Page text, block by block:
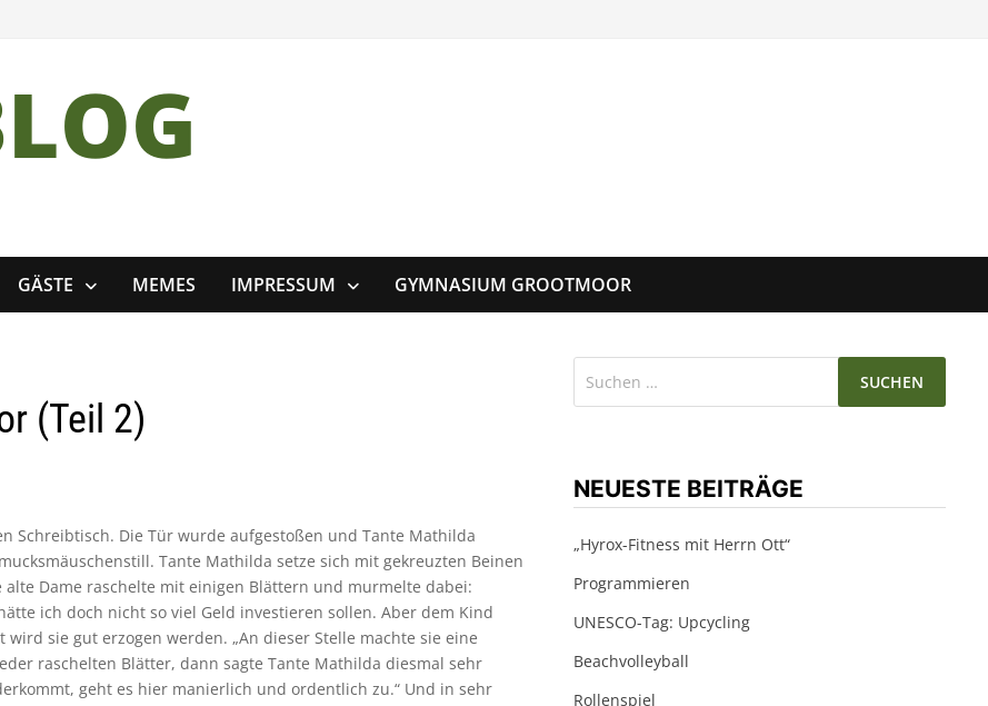
GÄSTE MEMES IMPRESSUM GYMNASIUM GROOTMOOR
(Teil 2)
Schreibtisch. Die Tür wurde aufgestoßen und Tante Mathilda
Tante Mathilda setze sich mit gekreuzten Beinen
Dame raschelte mit einigen Blättern und murmelte dabei:
ich doch nicht so viel Geld investieren sollen. Aber dem Kind
sie gut erzogen werden. „An dieser Stelle machte sie eine
raschelten Blätter, dann sagte Tante Mathilda diesmal sehr
geht es hier manierlich und ordentlich zu.“ Und in sehr
NEUESTE BEITRÄGE
„Hyrox-Fitness mit Herrn Ott“
Programmieren
UNESCO-Tag: Upcycling
Beachvolleyball
Rollenspiel